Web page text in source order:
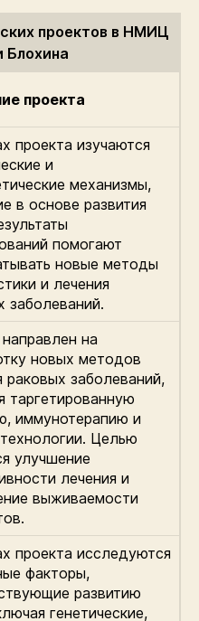
проектов в НМИЦ
Блохина
проекта
проекта изучаются
и
механизмы,
в основе развития
помогают
новые методы
и лечения
заболеваний.
на
новых методов
раковых заболеваний,
таргетированную
иммунотерапию и
Целью
улучшение
лечения и
выживаемости
проекта исследуются
факторы,
развитию
генетические,